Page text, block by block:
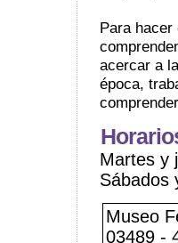
Para
acercar a
época,
Martes y
Sábados
Museo
03489 -